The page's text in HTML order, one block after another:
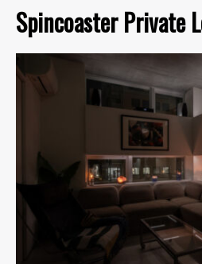
Spincoaster Private